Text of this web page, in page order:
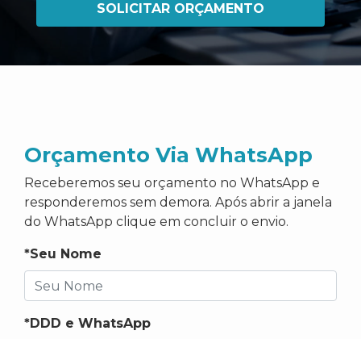
SOLICITAR ORÇAMENTO
Orçamento Via WhatsApp
Receberemos seu orçamento no WhatsApp e
responderemos sem demora. Após abrir a janela
do WhatsApp clique em concluir o envio.
*Seu Nome
*DDD e WhatsApp